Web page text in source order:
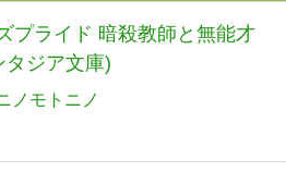
プライド 暗殺教師と無能才
タジア文庫)
ノモトニノ